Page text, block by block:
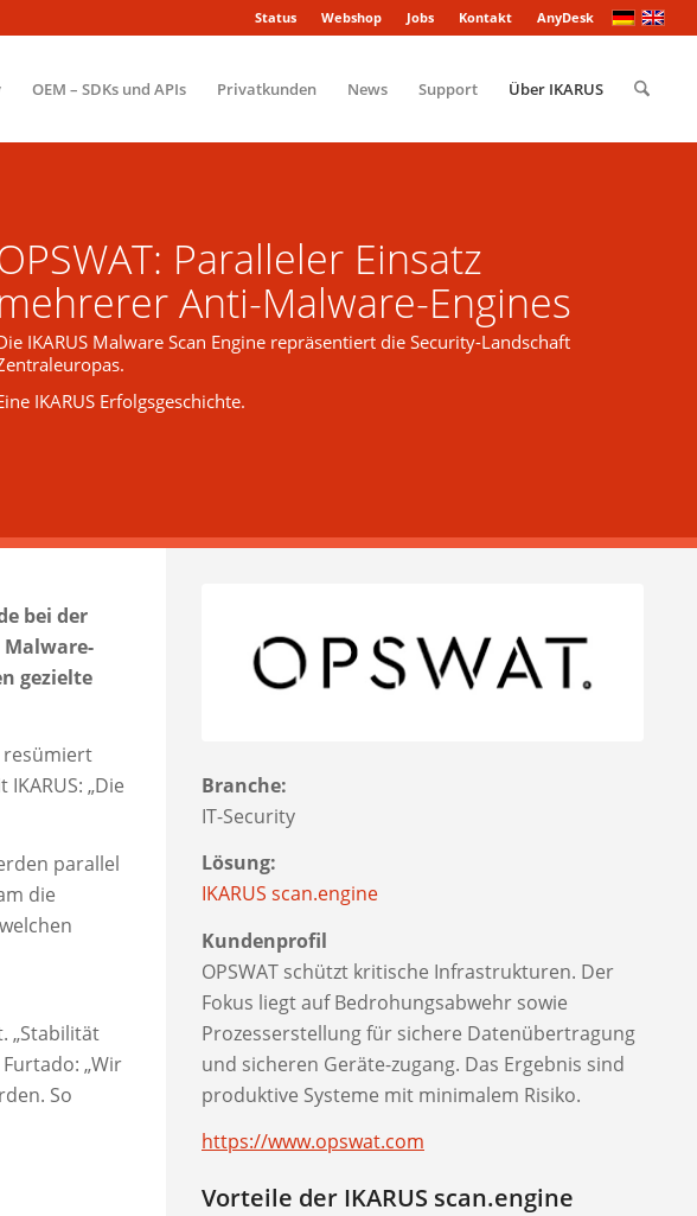
Status Webshop Jobs Kontakt AnyDesk
OEM – SDKs und APIs Privatkunden News Support Über IKARUS
Paralleler Einsatz
mehrerer Anti-Malware-Engines
IKARUS Malware Scan Engine repräsentiert die Security-Landschaft
IKARUS Erfolgsgeschichte.
bei der
Malware-
gezielte
resümiert
„Die
parallel
die
„Stabilität
„Wir
So
Branche:
IT-Security
Lösung:
IKARUS scan.engine
Kundenprofil
OPSWAT schützt kritische Infrastrukturen. Der
Fokus liegt auf Bedrohungsabwehr sowie
Prozesserstellung für sichere Datenübertragung
und sicheren Geräte-zugang. Das Ergebnis sind
produktive Systeme mit minimalem Risiko.
https://www.opswat.com
Vorteile der IKARUS scan.engine